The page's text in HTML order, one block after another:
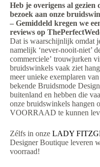
Heb je overigens al
bezoek aan onze
– Gemiddeld kregen we
reviews op
Dat is waarschijnlijk omdat
namelijk ‘never-nooit-niet’
commerciele’ trouwjurken
bruidswinkels vaak ziet
meer unieke exemplaren
bekende Bruidsmode
buitenland en hebben die
onze bruidswinkels
VOORRAAD te kunnen
Zélfs in onze LADY
Designer Boutique leveren
voorraad!